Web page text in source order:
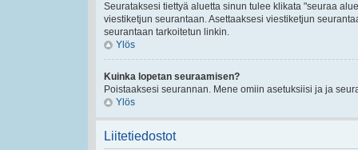
Seurataksesi tiettyä aluetta sinun tulee klikata "seuraa
viestiketjun seurantaan. Asettaaksesi viestiketjun
seurantaan tarkoitetun linkin.
Ylös
Kuinka lopetan seuraamisen?
Poistaaksesi seurannan. Mene omiin asetuksiisi ja ja
Ylös
Liitetiedostot